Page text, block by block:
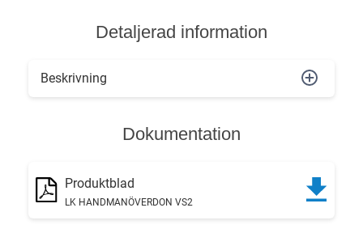
Detaljerad information
Beskrivning
Dokumentation
Produktblad
LK HANDMANÖVERDON VS2